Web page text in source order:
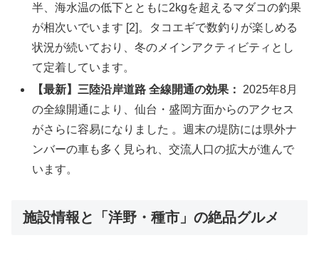
半、海水温の低下とともに2kgを超えるマダコの釣果
が相次いでいます [2]。タコエギで数釣りが楽しめる
状況が続いており、冬のメインアクティビティとし
て定着しています。
【最新】三陸沿岸道路 全線開通の効果：
2025年8月
の全線開通により、仙台・盛岡方面からのアクセス
がさらに容易になりました 。週末の堤防には県外ナ
ンバーの車も多く見られ、交流人口の拡大が進んで
います。
施設情報と「洋野・種市」の絶品グルメ